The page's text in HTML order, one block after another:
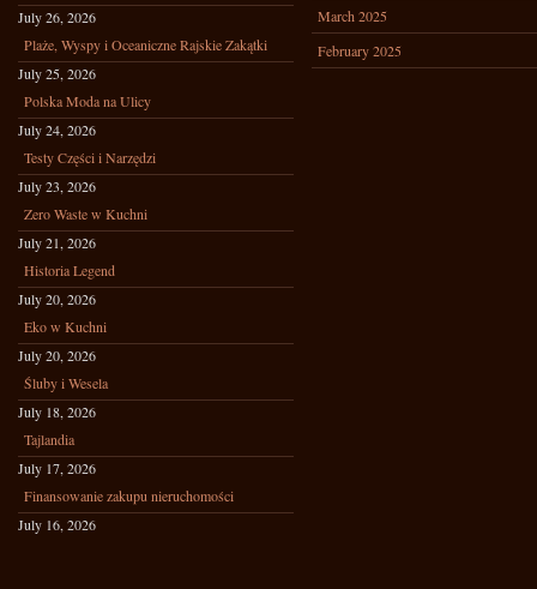
July 26, 2026
Plaże, Wyspy i Oceaniczne Rajskie Zakątki
July 25, 2026
Polska Moda na Ulicy
July 24, 2026
Testy Części i Narzędzi
July 23, 2026
Zero Waste w Kuchni
July 21, 2026
Historia Legend
July 20, 2026
Eko w Kuchni
July 20, 2026
Śluby i Wesela
July 18, 2026
Tajlandia
July 17, 2026
Finansowanie zakupu nieruchomości
July 16, 2026
March 2025
February 2025